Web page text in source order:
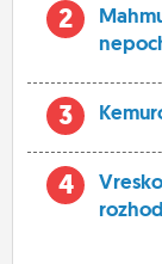
2
3
4